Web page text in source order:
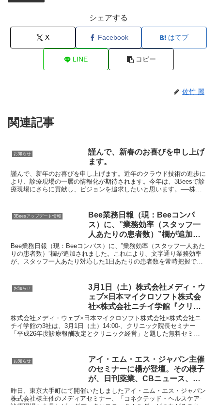
シェアする
X Facebook はてブ
LINE コピー
佐竹 麗
関連記事
お知らせ
謹んで、新春のお喜びを申し上げ
ます。
謹んで、新年のお喜びを申し上げます。近年のクラウド技術の進歩に
より、診療現場の一層の情報化が期待されます。今年は、3Beesで診
療現場にさらに貢献し、ビジョンを追求したいと思います。──株式
3Beesアップデート情報
Bee業務日報（現：Beeコンパ
ス）に、”業務効率（スタッフ一
人あたりの患者数）”欄が追加さ
れました！
Bee業務日報（現：Beeコンパス）に、”業務効率（スタッフ一人あた
りの患者数）”欄が追加されました。これにより、文字通り業務効率
が、スタッフ一人あたり対応した1日あたりの患者数を常時把握でき
施策（ワークフローの見直し、予約や順番表示機能の導入等）の効果
を測るひとつの指標になります。
お知らせ
3月1日（土）株式会社メディ・ウ
ェブ×日本マイクロソフト株式会
社×株式会社ニチイ学館『クリニ
ック院長セミナー 平成26年度 診
療報酬改訂と クリニック経営』
を開催！
株式会社メディ・ウェブ×日本マイクロソフト株式会社×株式会社ニ
チイ学館の3社は、3月1日（土）14:00-、クリニック院長セミナー
「平成26年度診療報酬改定とクリニック経営」と題した無料セミナ
お知らせ
アイ・エム・エス・ジャパン主催
のセミナーに楊が登壇。その様子
が、日刊薬業、CBニュース、国
際医薬品情報に掲載されました！
昨日、東京大手町にて開催いたしましたアイ・エム・エス・ジャパン
株式会社様主催のメディアセミナー、「コネクテッド・ヘルスケア-